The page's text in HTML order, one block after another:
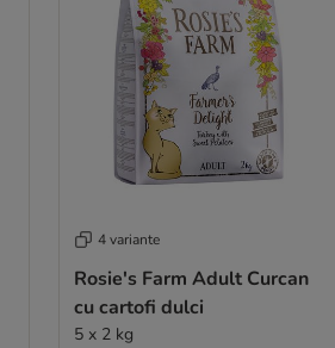
4 variante
Rosie's Farm Adult Curcan
cu cartofi dulci
5 x 2 kg